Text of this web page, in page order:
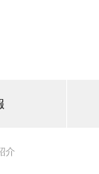
介